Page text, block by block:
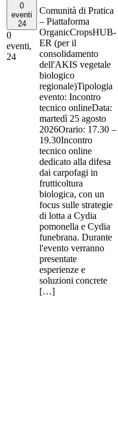
0
eventi
24
0
eventi,
24
Comunità di Pratica
– Piattaforma
OrganicCropsHUB-
ER (per il
consolidamento
dell'AKIS vegetale
biologico
regionale)Tipologia
evento: Incontro
tecnico onlineData:
martedì 25 agosto
2026Orario: 17.30 –
19.30Incontro
tecnico online
dedicato alla difesa
dai carpofagi in
frutticoltura
biologica, con un
focus sulle strategie
di lotta a Cydia
pomonella e Cydia
funebrana. Durante
l'evento verranno
presentate
esperienze e
soluzioni concrete
[…]